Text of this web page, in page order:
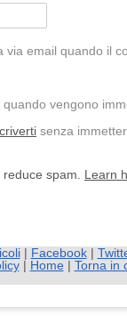
via email quando il
vengono
senza
spam. Learn
| Facebook|
| Home| Torna in